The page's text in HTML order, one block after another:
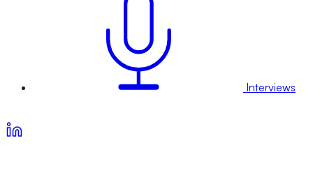
Interviews